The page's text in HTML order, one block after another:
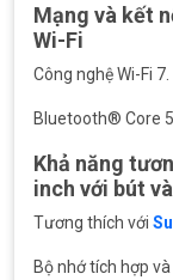
Mạng và kết
Wi-Fi
Công nghệ Wi-Fi 7.
Bluetooth® Core
Khả năng
inch với bút
Tương thích với
Bộ nhớ tích hợp